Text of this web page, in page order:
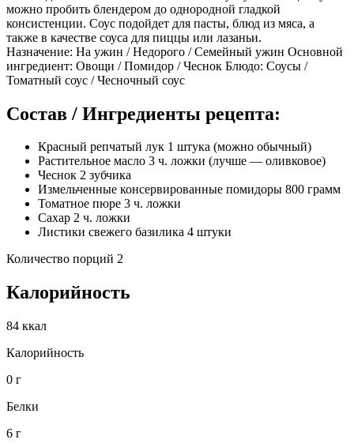
можно пробить блендером до однородной гладкой
консистенции. Соус подойдет для пасты, блюд из мяса, а
также в качестве соуса для пиццы или лазаньи.
Назначение: На ужин / Недорого / Семейный ужин Основной
ингредиент: Овощи / Помидор / Чеснок Блюдо: Соусы /
Томатный соус / Чесночный соус
Состав / Ингредиенты рецепта:
Красный репчатый лук 1 штука (можно обычный)
Растительное масло 3 ч. ложки (лучше — оливковое)
Чеснок 2 зубчика
Измельченные консервированные помидоры 800 грамм
Томатное пюре 3 ч. ложки
Сахар 2 ч. ложки
Листики свежего базилика 4 штуки
Количество порций 2
Калорийность
84 ккал
Калорийность
0 г
Белки
6 г